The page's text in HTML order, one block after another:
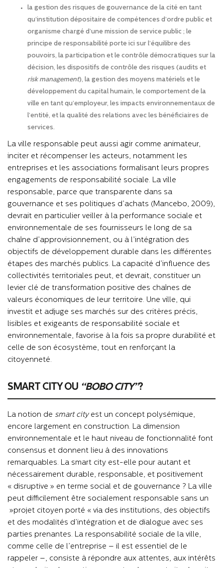
la gestion des risques de gouvernance de la cité en tant
qu’institution dépositaire de compétences d’ordre public et
organisme chargé d’une mission de service public ; le
principe de responsabilité porte ici sur l’équilibre des
pouvoirs, la participation et le contrôle démocratiques sur la
décision, les dispositifs de contrôle des risques (audits et
risk management), la gestion des moyens matériels et le
développement du capital humain, le comportement de la
ville en tant qu’employeur, les impacts environnementaux de
l’entité, et la qualité des relations avec les bénéficiaires de
services.
La ville responsable peut aussi agir comme animateur,
inciter et récompenser les acteurs, notamment les
entreprises et les associations formalisant leurs propres
engagements de responsabilité sociale. La ville
responsable, parce que transparente dans sa
gouvernance et ses politiques d’achats (Mancebo, 2009),
devrait en particulier veiller à la performance sociale et
environnementale de ses fournisseurs le long de sa
chaîne d’approvisionnement, ou à l’intégration des
objectifs de développement durable dans les différentes
étapes des marchés publics. La capacité d’influence des
collectivités territoriales peut, et devrait, constituer un
levier clé de transformation positive des chaînes de
valeurs économiques de leur territoire. Une ville, qui
investit et adjuge ses marchés sur des critères précis,
lisibles et exigeants de responsabilité sociale et
environnementale, favorise à la fois sa propre durabilité et
celle de son écosystème, tout en renforçant la
citoyenneté.
SMART CITY OU “BOBO CITY”?
La notion de smart city est un concept polysémique,
encore largement en construction. La dimension
environnementale et le haut niveau de fonctionnalité font
consensus et donnent lieu à des innovations
remarquables. La smart city est-elle pour autant et
nécessairement durable, responsable, et positivement
« disruptive » en terme social et de gouvernance ? La ville
peut difficilement être socialement responsable sans un
«projet citoyen » porté via des institutions, des objectifs
et des modalités d’intégration et de dialogue avec ses
parties prenantes. La responsabilité sociale de la ville,
comme celle de l’entreprise – il est essentiel de le
rappeler –, consiste à répondre aux attentes, aux intérêts